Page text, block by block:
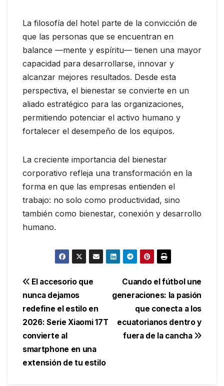
La filosofía del hotel parte de la convicción de
que las personas que se encuentran en
balance —mente y espíritu— tienen una mayor
capacidad para desarrollarse, innovar y
alcanzar mejores resultados. Desde esta
perspectiva, el bienestar se convierte en un
aliado estratégico para las organizaciones,
permitiendo potenciar el activo humano y
fortalecer el desempeño de los equipos.
La creciente importancia del bienestar
corporativo refleja una transformación en la
forma en que las empresas entienden el
trabajo: no solo como productividad, sino
también como bienestar, conexión y desarrollo
humano.
Navegación
de
entradas
Cuando el fútbol une
generaciones: la pasión
que conecta a los
ecuatorianos dentro y
fuera de la cancha
El accesorio que
nunca dejamos
redefine el estilo en
2026: Serie Xiaomi 17T
convierte al
smartphone en una
extensión de tu estilo